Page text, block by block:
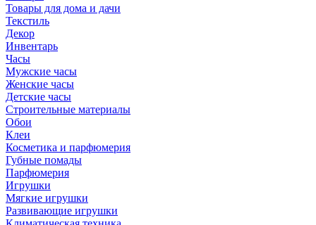
Товары для дома и дачи
Текстиль
Декор
Инвентарь
Часы
Мужские часы
Женские часы
Детские часы
Строительные материалы
Обои
Клеи
Косметика и парфюмерия
Губные помады
Парфюмерия
Игрушки
Мягкие игрушки
Развивающие игрушки